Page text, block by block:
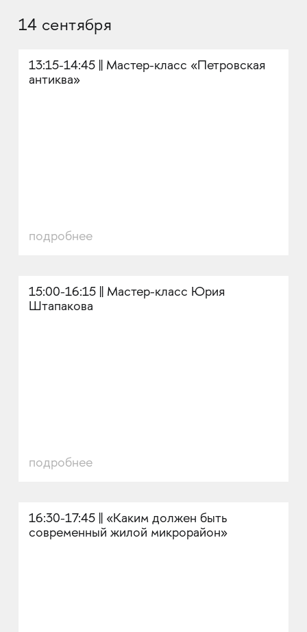
14 сентября
13:15-14:45 || Мастер-класс «Петровская
антиква»
подробнее
15:00-16:15 || Мастер-класс Юрия
Штапакова
подробнее
16:30-17:45 || «Каким должен быть
современный жилой микрорайон»